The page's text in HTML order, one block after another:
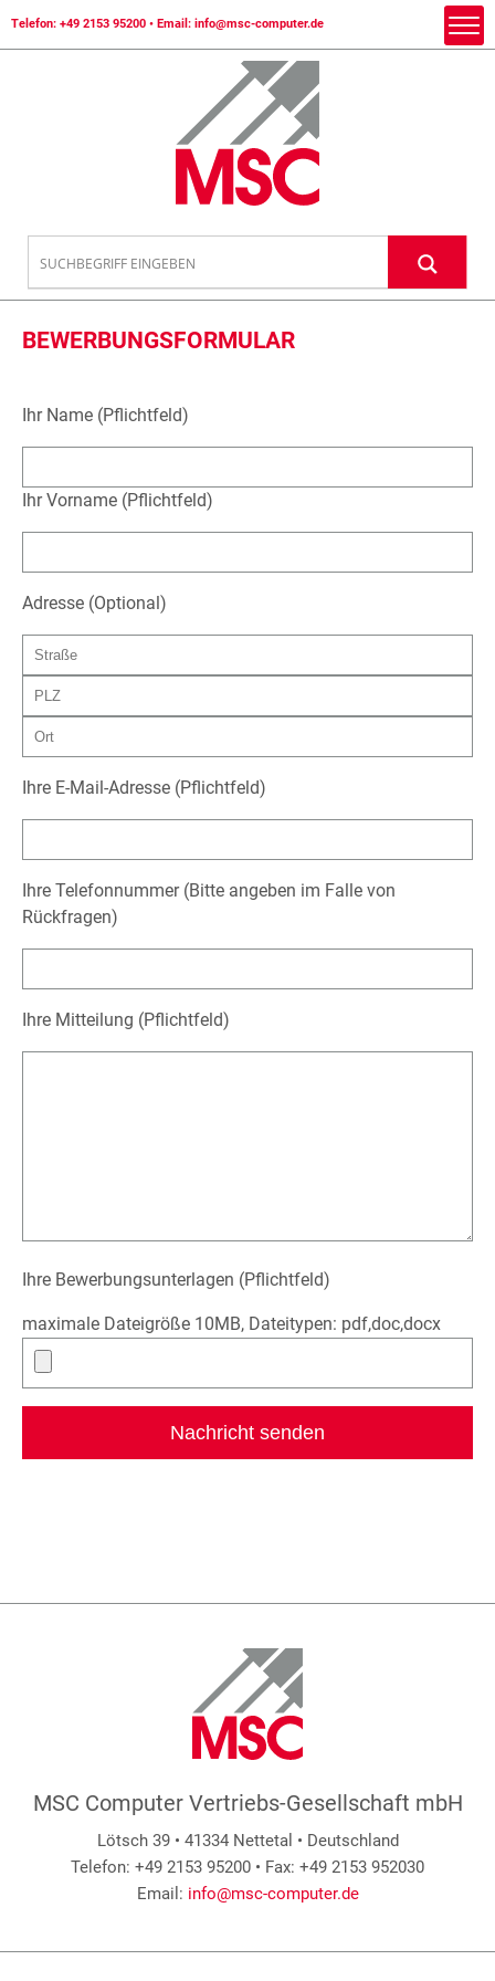
Telefon: +49 2153 95200 • Email: info@msc-computer.de
BEWERBUNGSFORMULAR
Ihr Name (Pflichtfeld)
Ihr Vorname (Pflichtfeld)
Adresse (Optional)
Ihre E-Mail-Adresse (Pflichtfeld)
Ihre Telefonnummer (Bitte angeben im Falle von
Rückfragen)
Ihre Mitteilung (Pflichtfeld)
Ihre Bewerbungsunterlagen (Pflichtfeld)
maximale Dateigröße 10MB, Dateitypen: pdf,doc,docx
MSC Computer Vertriebs-Gesellschaft mbH
Lötsch 39 • 41334 Nettetal • Deutschland
Telefon: +49 2153 95200 • Fax: +49 2153 952030
Email: info@msc-computer.de